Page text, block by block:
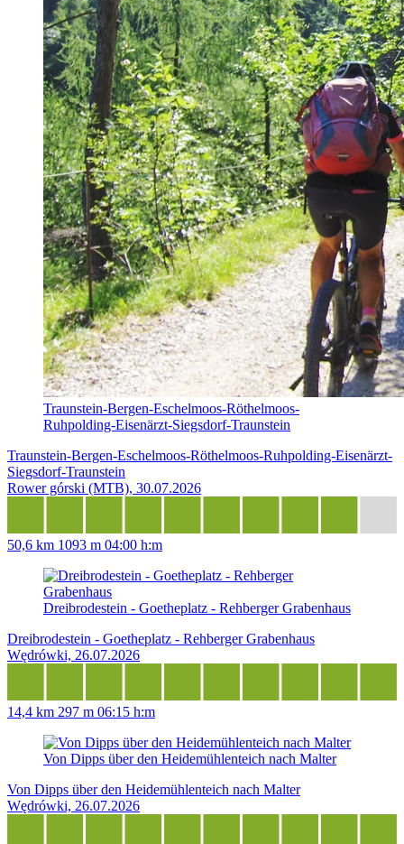
Traunstein-Bergen-Eschelmoos-Röthelmoos-
Ruhpolding-Eisenärzt-Siegsdorf-Traunstein
Traunstein-Bergen-Eschelmoos-Röthelmoos-Ruhpolding-Eisenärzt-
Siegsdorf-Traunstein
Rower górski (MTB), 30.07.2026
50,6 km 1093 m 04:00 h:m
Dreibrodestein - Goetheplatz - Rehberger Grabenhaus
Dreibrodestein - Goetheplatz - Rehberger Grabenhaus
Wędrówki, 26.07.2026
14,4 km 297 m 06:15 h:m
Von Dipps über den Heidemühlenteich nach Malter
Von Dipps über den Heidemühlenteich nach Malter
Wędrówki, 26.07.2026